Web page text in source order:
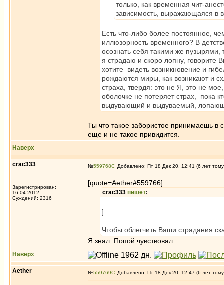
только, как временная чит-
зависимость, выражающаяся в
Есть что-либо более постоянное,
иллюзорность временного? В
осознать себя такими же пузырями,
я страдаю и скоро лопну, говорите
хотите видеть возникновение и
рождаются миры, как возникают и
страха, твердя: это не Я, это не
оболочке не потеряет страх, пока
выдувающий и выдуваемый,
Ты что такое забористое принимаешь
еще и не такое привидится.
Наверх
crac333
Зарегистрирован:
16.04.2012
Суждений: 2316
№559768 Добавлено: Пт 18 Дек 20, 12:41 (6 лет
[quote=Aether#559766]
crac333 пишет:
]
Чтобы облегчить Ваши страдания
Я знал. Попой чувствовал.
Наверх
Aether №559769 Добавлено: Пт 18 Дек 20, 12:47 (6 лет